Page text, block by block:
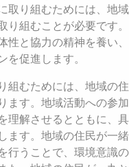
取り組むためには、地域
り組むことが必要です。
性と協力の精神を養い、
を促進します。
組むためには、地域の住
ます。地域活動への参加
理解させるとともに、具
ます。地域の住民が一緒
行うことで、環境意識の